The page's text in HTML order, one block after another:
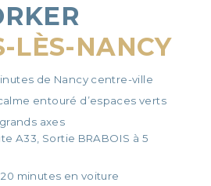
LÈS-NANCY
de Nancy centre-ville
entouré d’espaces verts
axes
A33, Sortie BRABOIS à 5
minutes en voiture